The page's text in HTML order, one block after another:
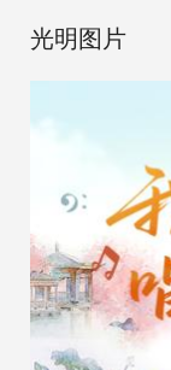
光明图片